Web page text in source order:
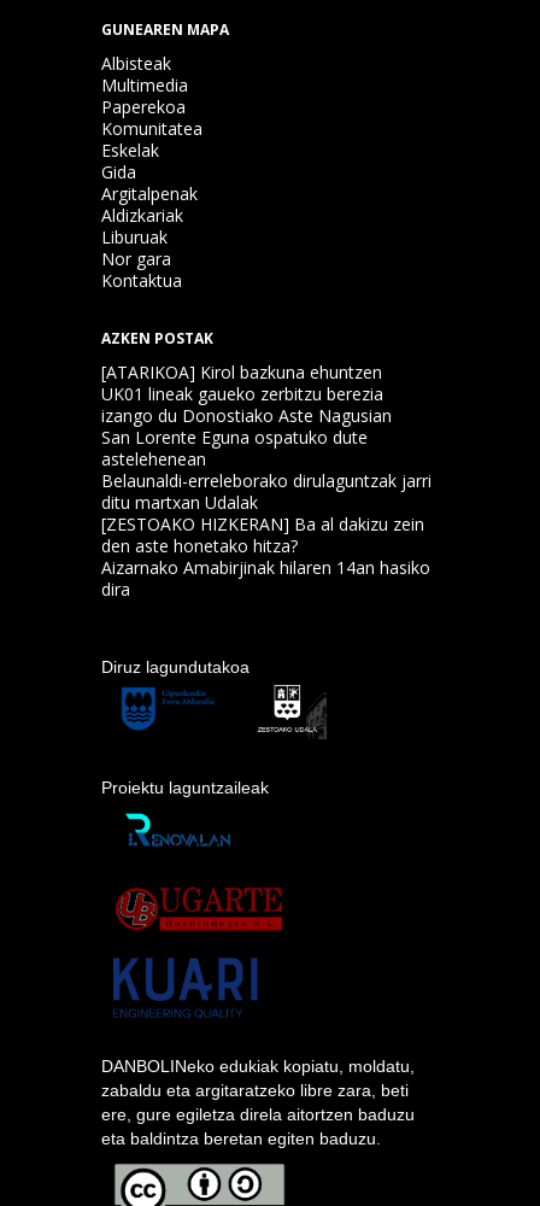
GUNEAREN MAPA
Albisteak
Multimedia
Paperekoa
Komunitatea
Eskelak
Gida
Argitalpenak
Aldizkariak
Liburuak
Nor gara
Kontaktua
AZKEN POSTAK
[ATARIKOA] Kirol bazkuna ehuntzen
UK01 lineak gaueko zerbitzu berezia
izango du Donostiako Aste Nagusian
San Lorente Eguna ospatuko dute
astelehenean
Belaunaldi-erreleborako dirulaguntzak jarri
ditu martxan Udalak
[ZESTOAKO HIZKERAN] Ba al dakizu zein
den aste honetako hitza?
Aizarnako Amabirjinak hilaren 14an hasiko
dira
Diruz lagundutakoa
Proiektu laguntzaileak
DANBOLINeko edukiak kopiatu, moldatu,
zabaldu eta argitaratzeko libre zara, beti
ere, gure egiletza direla aitortzen baduzu
eta baldintza beretan egiten baduzu.